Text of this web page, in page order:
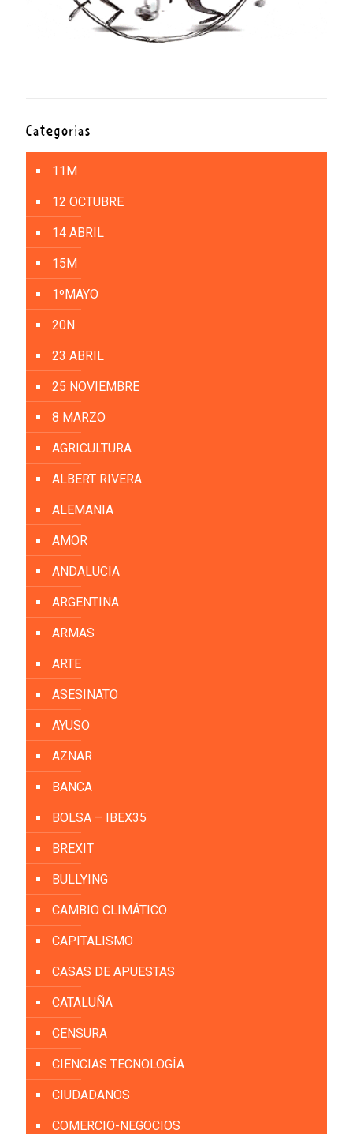
Categorías
11M
12 OCTUBRE
14 ABRIL
15M
1ºMAYO
20N
23 ABRIL
25 NOVIEMBRE
8 MARZO
AGRICULTURA
ALBERT RIVERA
ALEMANIA
AMOR
ANDALUCIA
ARGENTINA
ARMAS
ARTE
ASESINATO
AYUSO
AZNAR
BANCA
BOLSA – IBEX35
BREXIT
BULLYING
CAMBIO CLIMÁTICO
CAPITALISMO
CASAS DE APUESTAS
CATALUÑA
CENSURA
CIENCIAS TECNOLOGÍA
CIUDADANOS
COMERCIO-NEGOCIOS